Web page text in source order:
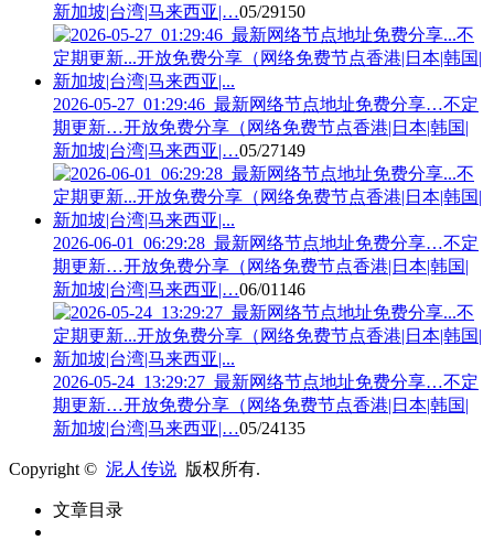
新加坡|台湾|马来西亚|…05/29150
2026-05-27_01:29:46_最新网络节点地址免费分享…不定
期更新…开放免费分享（网络免费节点香港|日本|韩国|
新加坡|台湾|马来西亚|…05/27149
2026-06-01_06:29:28_最新网络节点地址免费分享…不定
期更新…开放免费分享（网络免费节点香港|日本|韩国|
新加坡|台湾|马来西亚|…06/01 146
2026-05-24_13:29:27_最新网络节点地址免费分享…不定
期更新…开放免费分享（网络免费节点香港|日本|韩国|
新加坡|台湾|马来西亚|…05/24135
Copyright © 泥人传说 版权所有.
文章目录